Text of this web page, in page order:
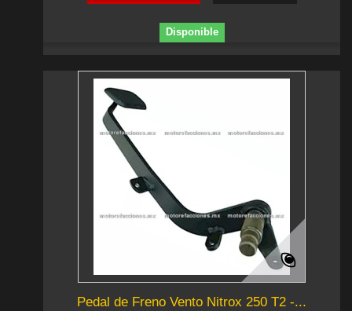
Disponible
Pedal de Freno Vento Nitrox 250 T2 -...